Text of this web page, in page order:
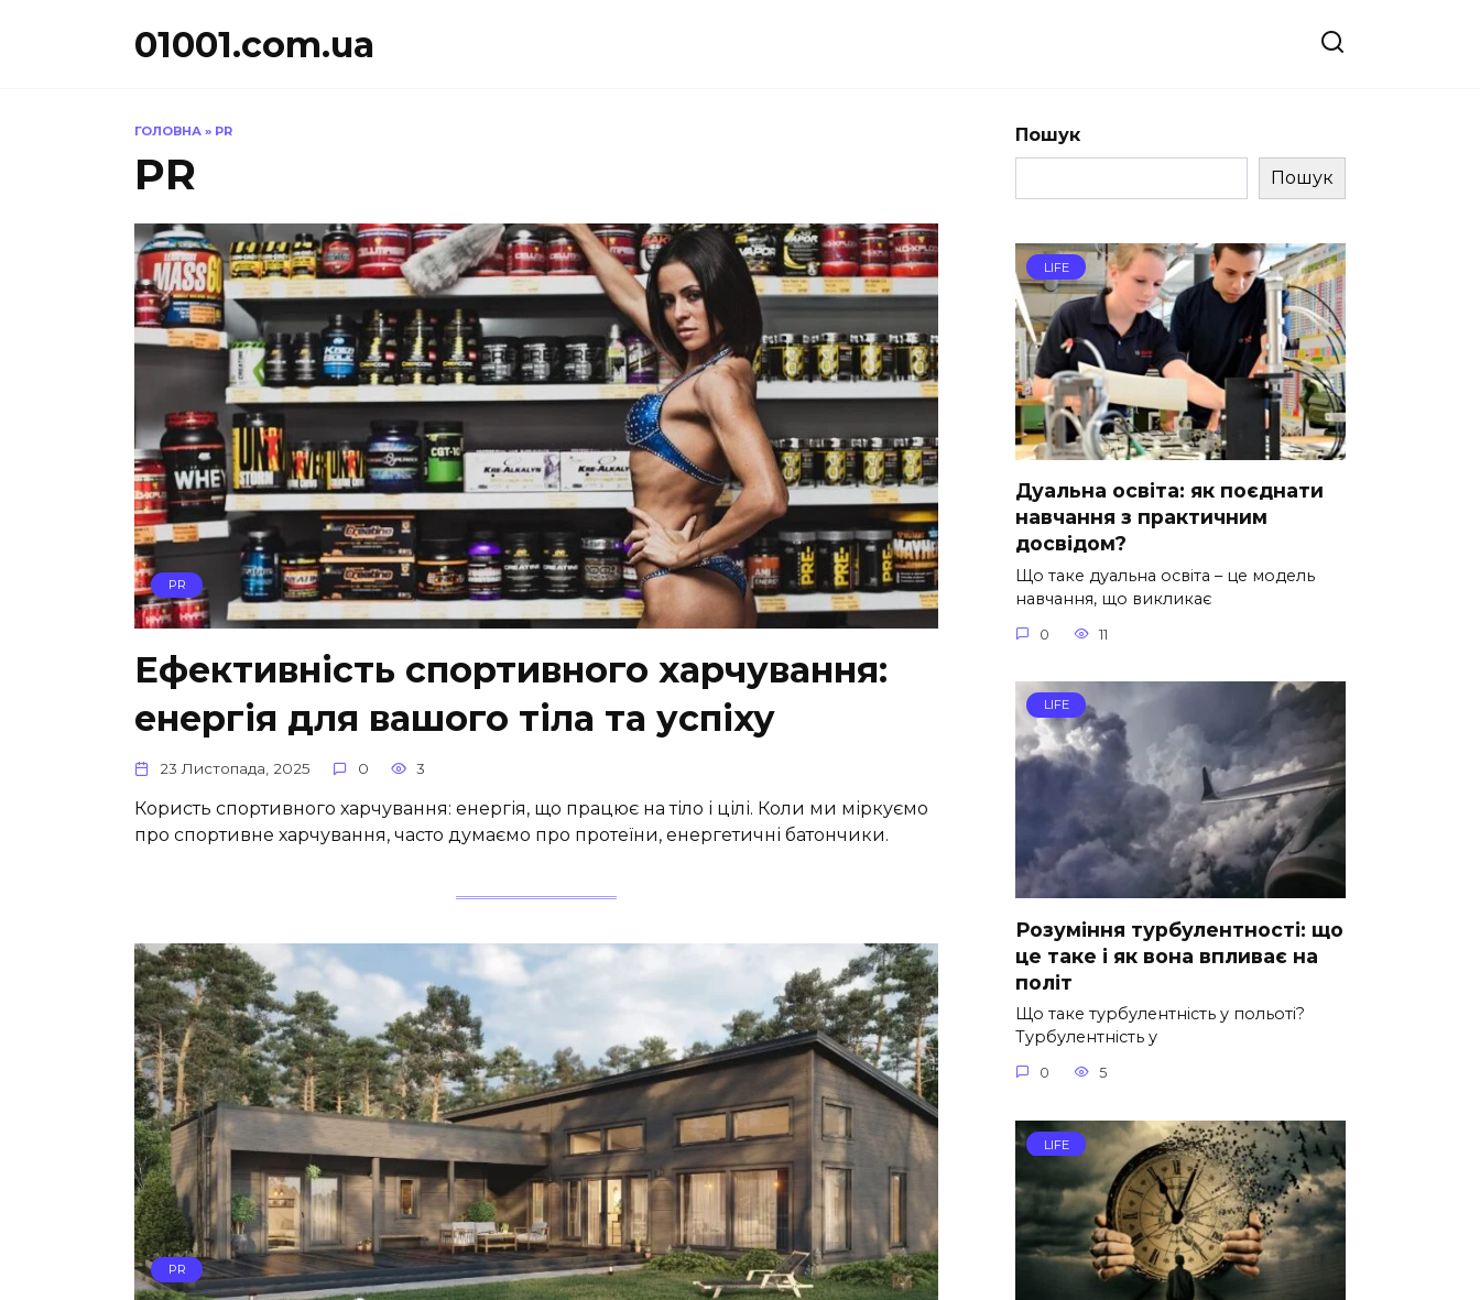
01001.com.ua
ГОЛОВНА » PR
PR
PR
Ефективність спортивного харчування:
енергія для вашого тіла та успіху
23 Листопада, 2025 0 3
Користь спортивного харчування: енергія, що працює на тіло і цілі. Коли ми міркуємо
про спортивне харчування, часто думаємо про протеїни, енергетичні батончики.
PR
Пошук
Пошук
LIFE
Дуальна освіта: як поєднати
навчання з практичним
досвідом?
Що таке дуальна освіта – це модель
навчання, що викликає
0 11
LIFE
Розуміння турбулентності: що
це таке і як вона впливає на
політ
Що таке турбулентність у польоті?
Турбулентність у
0 5
LIFE